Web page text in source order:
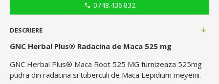
0748.436.832
DESCRIERE
GNC Herbal Plus® Radacina de Maca 525 mg
GNC Herbal Plus® Maca Root 525 MG furnizeaza 525mg
pudra din radacina si tuberculi de Maca Lepidium meyenii.